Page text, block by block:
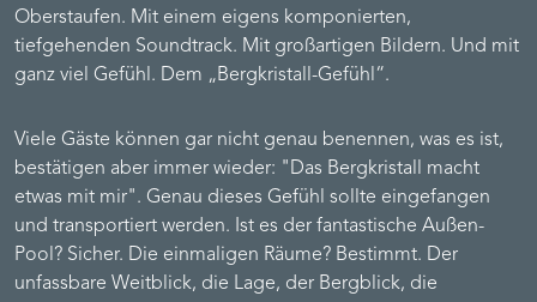
Oberstaufen. Mit einem eigens komponierten,
tiefgehenden Soundtrack. Mit großartigen Bildern. Und mit
ganz viel Gefühl. Dem „Bergkristall-Gefühl“.
Viele Gäste können gar nicht genau benennen, was es ist,
bestätigen aber immer wieder: "Das Bergkristall macht
etwas mit mir". Genau dieses Gefühl sollte eingefangen
und transportiert werden. Ist es der fantastische Außen-
Pool? Sicher. Die einmaligen Räume? Bestimmt. Der
unfassbare Weitblick, die Lage, der Bergblick, die